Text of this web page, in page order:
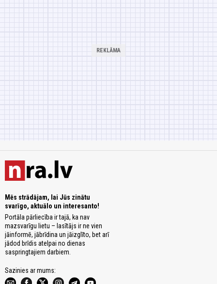
Mēs strādājam, lai Jūs zinātu
svarīgo, aktuālo un interesanto!
Portāla pārliecība ir tajā, ka nav
mazsvarīgu lietu – lasītājs ir ne vien
jāinformē, jābrīdina un jāizglīto, bet arī
jādod brīdis atelpai no dienas
saspringtajiem darbiem.
Sazinies ar mums: